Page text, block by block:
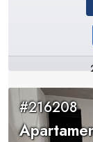
#216208